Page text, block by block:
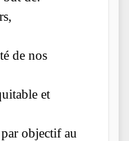
de nos
et
objectif au